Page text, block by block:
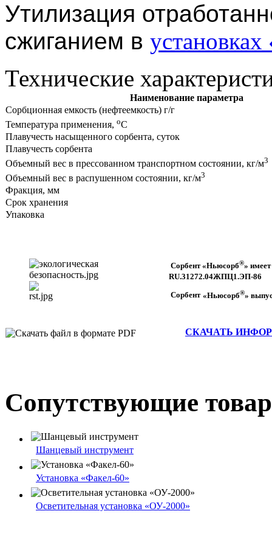
Утилизация
сжиганием в
Технические
Наименование параметра
Сорбционная емкость (нефтеемкость) г/г
Температура применения, оС
Плавучесть насыщенного сорбента, суток
Плавучесть сорбента
Объемный вес в прессованном транспортном состоянии, кг/м3
Объемный вес в распушенном состоянии, кг/м3
Фракция, мм
Срок хранения
Упаковка
Сорбент«Ньюсорб®»
RU.31272.04ЖПЦ1.ЭП-86
Сорбент «Ньюсорб®»
СКАЧАТЬ
Сопутствующие
Шанцевый инструмент
Установка «Факел-60»
Осветительная установка «ОУ-2000»